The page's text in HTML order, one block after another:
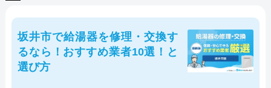
坂井市で給湯器を修理・交換す
るなら！おすすめ業者10選！と
選び方